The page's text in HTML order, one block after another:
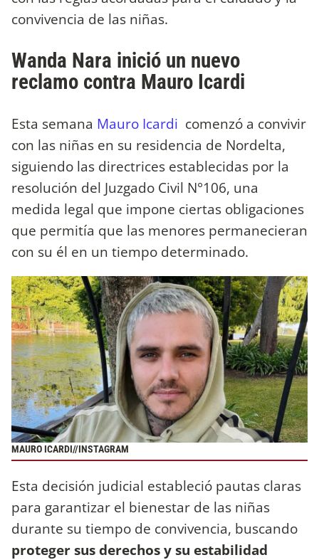
convivencia de las niñas.
Wanda Nara inició un nuevo
reclamo contra Mauro Icardi
Esta semana Mauro Icardi comenzó a convivir
con las niñas en su residencia de Nordelta,
siguiendo las directrices establecidas por la
resolución del Juzgado Civil N°106, una
medida legal que impone ciertas obligaciones
que permitía que las menores permanecieran
con su él en un tiempo determinado.
MAURO ICARDI//INSTAGRAM
Esta decisión judicial estableció pautas claras
para garantizar el bienestar de las niñas
durante su tiempo de convivencia, buscando
proteger sus derechos y su estabilidad